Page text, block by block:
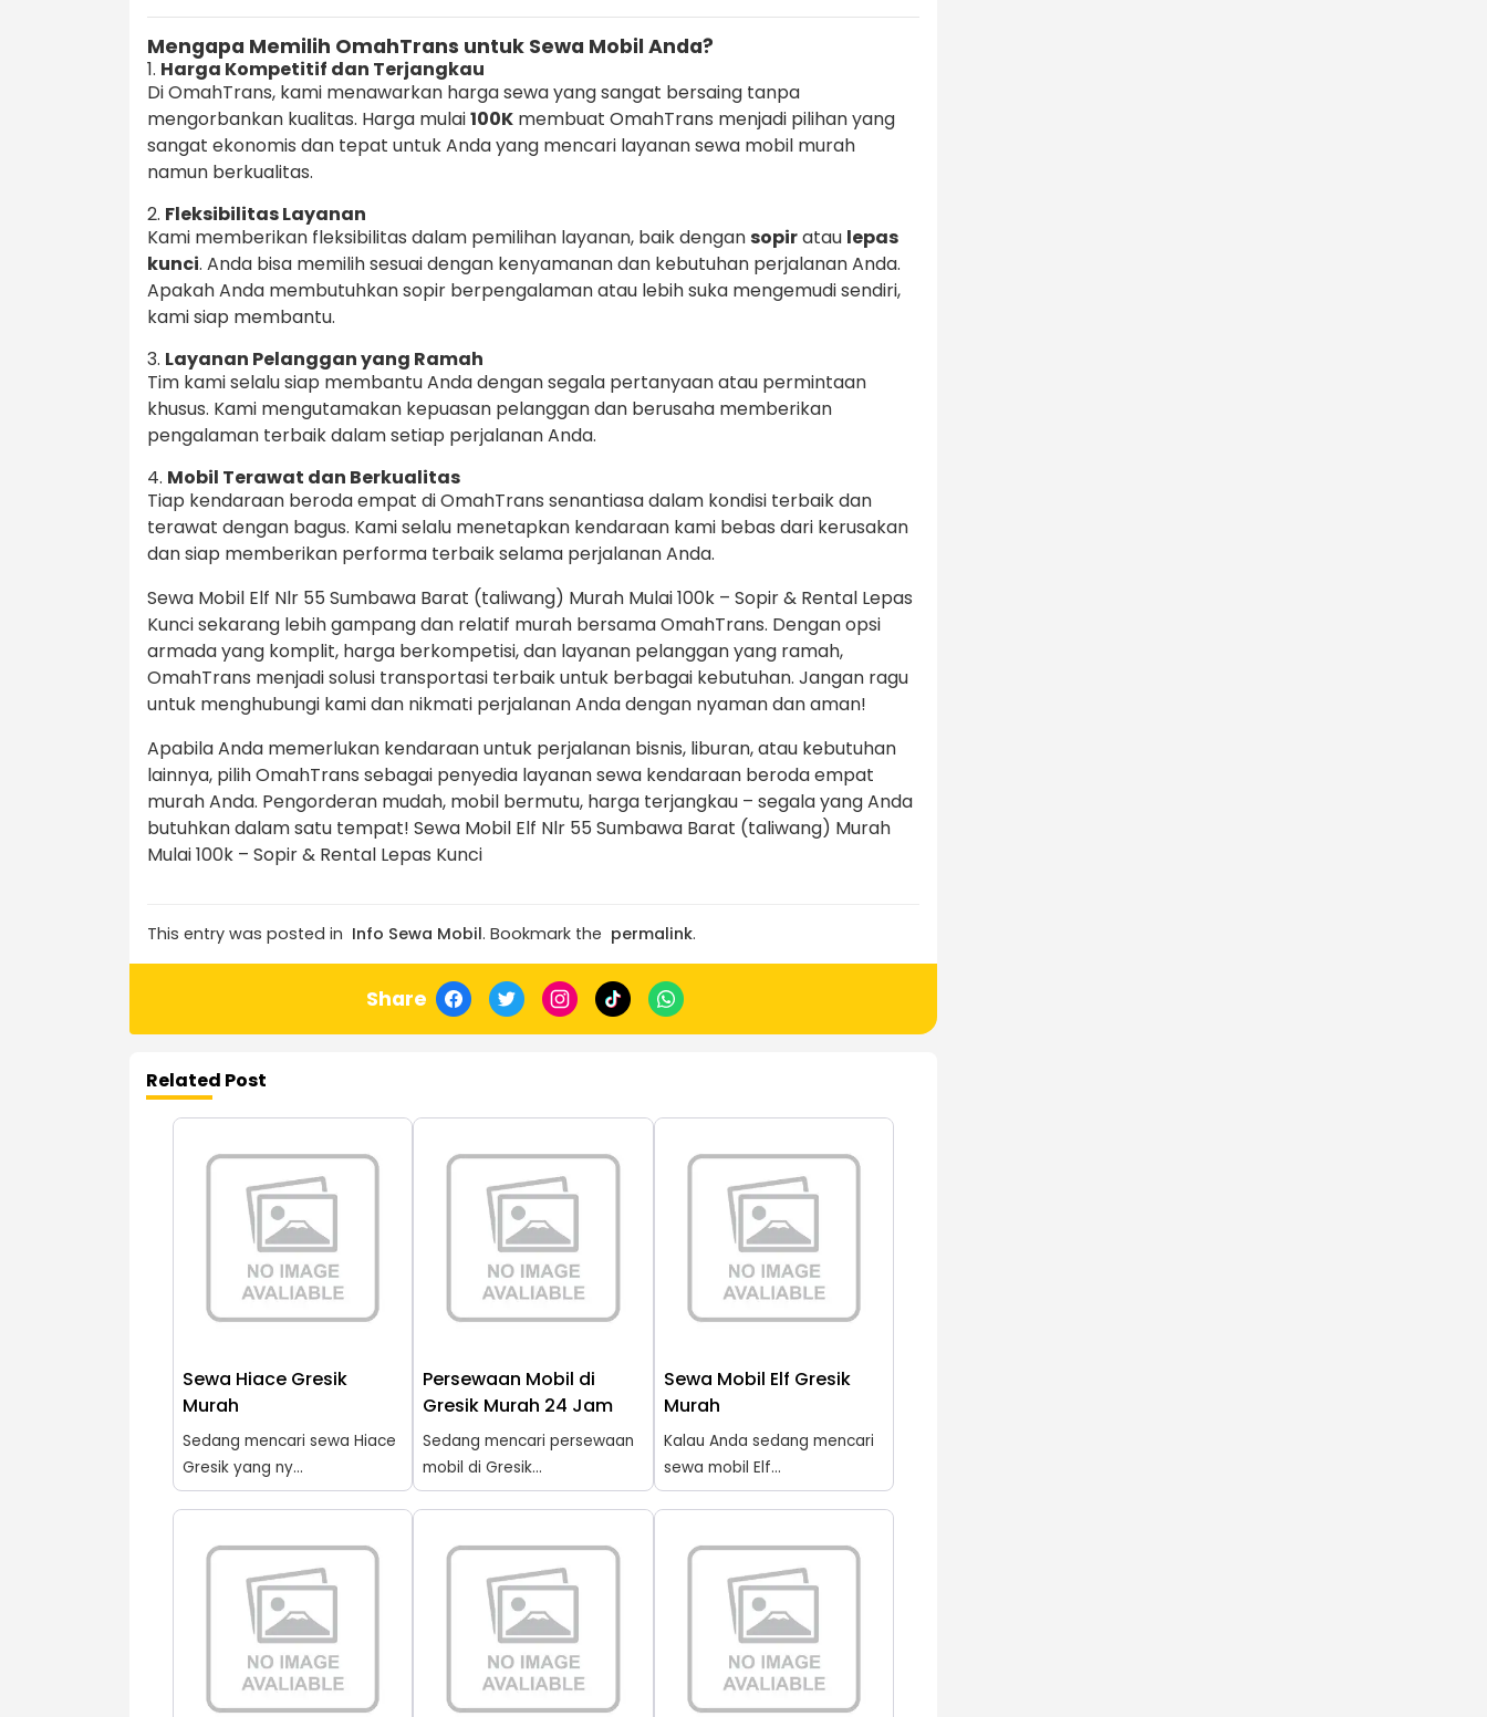
Mengapa Memilih OmahTrans untuk Sewa Mobil Anda?
1. Harga Kompetitif dan Terjangkau
Di OmahTrans, kami menawarkan harga sewa yang sangat bersaing tanpa
mengorbankan kualitas. Harga mulai100K membuat OmahTrans menjadi pilihan yang
sangat ekonomis dan tepat untuk Anda yang mencari layanan sewa mobil murah
namun berkualitas.
2. Fleksibilitas Layanan
Kami memberikan fleksibilitas dalam pemilihan layanan, baik dengansopiratau lepas
kunci. Anda bisa memilih sesuai dengan kenyamanan dan kebutuhan perjalanan Anda.
Apakah Anda membutuhkan sopir berpengalaman atau lebih suka mengemudi sendiri,
kami siap membantu.
3. Layanan Pelanggan yang Ramah
Tim kami selalu siap membantu Anda dengan segala pertanyaan atau permintaan
khusus. Kami mengutamakan kepuasan pelanggan dan berusaha memberikan
pengalaman terbaik dalam setiap perjalanan Anda.
4. Mobil Terawat dan Berkualitas
Tiap kendaraan beroda empat di OmahTrans senantiasa dalam kondisi terbaik dan
terawat dengan bagus. Kami selalu menetapkan kendaraan kami bebas dari kerusakan
dan siap memberikan performa terbaik selama perjalanan Anda.
Sewa Mobil Elf Nlr 55 Sumbawa Barat (taliwang) Murah Mulai 100k – Sopir & Rental Lepas
Kunci sekarang lebih gampang dan relatif murah bersama OmahTrans. Dengan opsi
armada yang komplit, harga berkompetisi, dan layanan pelanggan yang ramah,
OmahTrans menjadi solusi transportasi terbaik untuk berbagai kebutuhan. Jangan ragu
untuk menghubungi kami dan nikmati perjalanan Anda dengan nyaman dan aman!
Apabila Anda memerlukan kendaraan untuk perjalanan bisnis, liburan, atau kebutuhan
lainnya, pilih OmahTrans sebagai penyedia layanan sewa kendaraan beroda empat
murah Anda. Pengorderan mudah, mobil bermutu, harga terjangkau – segala yang Anda
butuhkan dalam satu tempat! Sewa Mobil Elf Nlr 55 Sumbawa Barat (taliwang) Murah
Mulai 100k – Sopir & Rental Lepas Kunci
This entry was posted in Info Sewa Mobil. Bookmark the permalink.
Share
Related Post
Sewa Hiace Gresik
Murah
Sedang mencari sewa Hiace
Gresik yang ny...
Persewaan Mobil di
Gresik Murah 24 Jam
Sedang mencari persewaan
mobil di Gresik...
Sewa Mobil Elf Gresik
Murah
Kalau Anda sedang mencari
sewa mobil Elf...